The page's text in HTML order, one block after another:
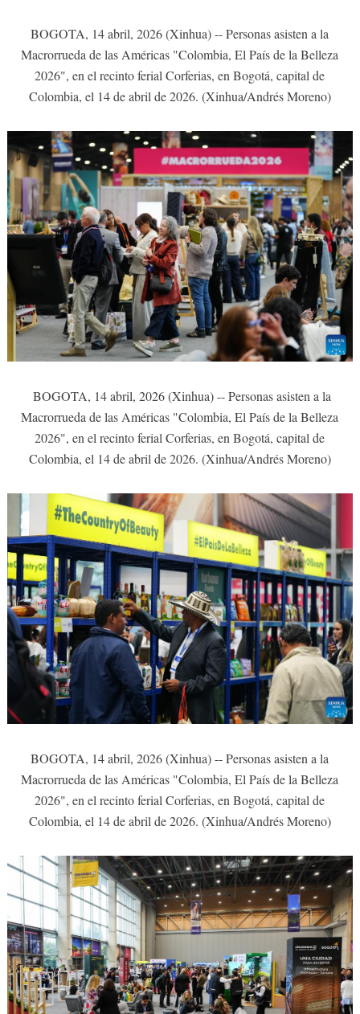
BOGOTA, 14 abril, 2026 (Xinhua) -- Personas asisten a la
Macrorrueda de las Américas "Colombia, El País de la Belleza
2026", en el recinto ferial Corferias, en Bogotá, capital de
Colombia, el 14 de abril de 2026. (Xinhua/Andrés Moreno)
BOGOTA, 14 abril, 2026 (Xinhua) -- Personas asisten a la
Macrorrueda de las Américas "Colombia, El País de la Belleza
2026", en el recinto ferial Corferias, en Bogotá, capital de
Colombia, el 14 de abril de 2026. (Xinhua/Andrés Moreno)
BOGOTA, 14 abril, 2026 (Xinhua) -- Personas asisten a la
Macrorrueda de las Américas "Colombia, El País de la Belleza
2026", en el recinto ferial Corferias, en Bogotá, capital de
Colombia, el 14 de abril de 2026. (Xinhua/Andrés Moreno)